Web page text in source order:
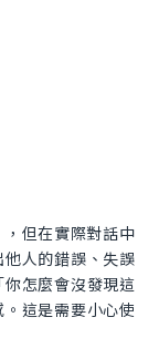
但在實際對話中
人的錯誤、失誤
怎麼會沒發現這
這是需要小心使